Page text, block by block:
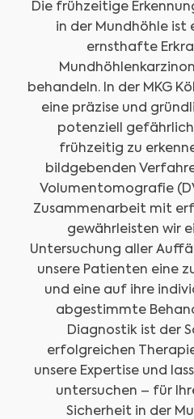
Die frühzeitige
in der Mundhöhle ist
ernsthafte
behandeln. In der MKG
eine präzise und
potenziell
frühzeitig zu
bildgebenden
Volumentomografie
Zusammenarbeit mit
gewährleisten wir
Untersuchung aller
unsere Patienten eine
und eine auf ihre
abgestimmte
Diagnostik ist der
erfolgreichen
unsere Expertise und
untersuchen – für
Sicherheit in der